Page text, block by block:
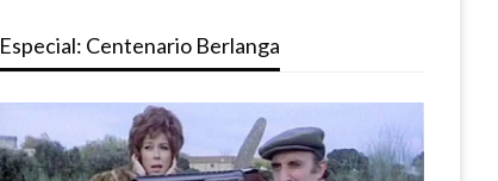
Especial: Centenario Berlanga